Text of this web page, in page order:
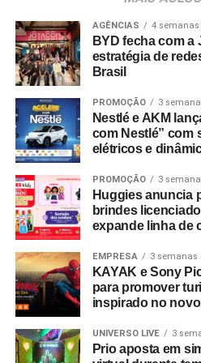
Travel Index
apontam que 80%
consideram viagens de
de reconhecimento profissional
por bonificações financeiras ou
pesquisa revela ainda que
retenção de lembrança de
96% dos entrevistados
motivação.
No âmbito comercial,
estruturados de viagens de
vezes mais chances de
vendas em comparação com
programas similares.
A Copa do Mundo do México,
figurou como um dos grandes
Segundo números da FIFA,
AGÊNCIAS 4 semanas
BYD fecha com a
estratégia de
Brasil
PROMOÇÃO 3
Nestlé e AKM
com Nestlé” com
elétricos e
PROMOÇÃO 3
Huggies anuncia
brindes
expande linha de
EMPRESA 3 semanas
KAYAK e Sony
para promover
inspirado no
UNIVERSO LIVE 3
Prio aposta em